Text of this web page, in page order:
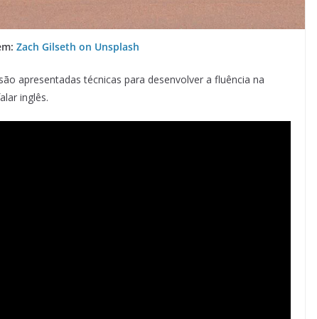
Zach Gilseth on Unsplash
apresentadas técnicas para desenvolver a fluência na
inglês.